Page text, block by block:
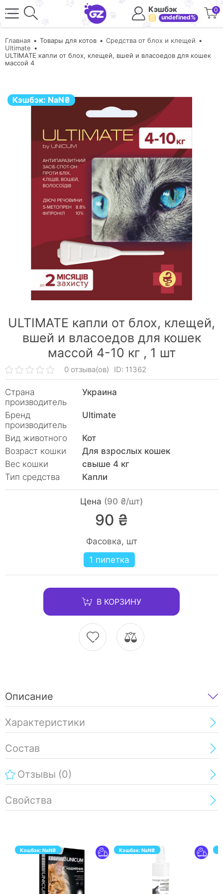
Кэшбэк
undefined%
0
Главная Товары для котов
Средства от блох и клещей
Ultimate
ULTIMATE капли от блох, клещей, вшей и власоедов для кошек
массой 4
Кэшбэк: NaN₴
ULTIMATE капли от блох, клещей,
вшей и власоедов для кошек
массой 4-10 кг , 1 шт
0 отзыва(ов) ID: 11362
Страна
производитель
Украина
Бренд
производитель
Ultimate
Вид животного
Кот
Возраст кошки
Для взрослых кошек
Вес кошки
свыше 4 кг
Тип средства
Капли
Цена (90 ₴/шт)
90 ₴
Фасовка, шт
1 пипетка
В КОРЗИНУ
Описание
Характеристики
Состав
Отзывы (0)
Свойства
Кэшбэк:NaN₴ Кэшбэк:NaN₴